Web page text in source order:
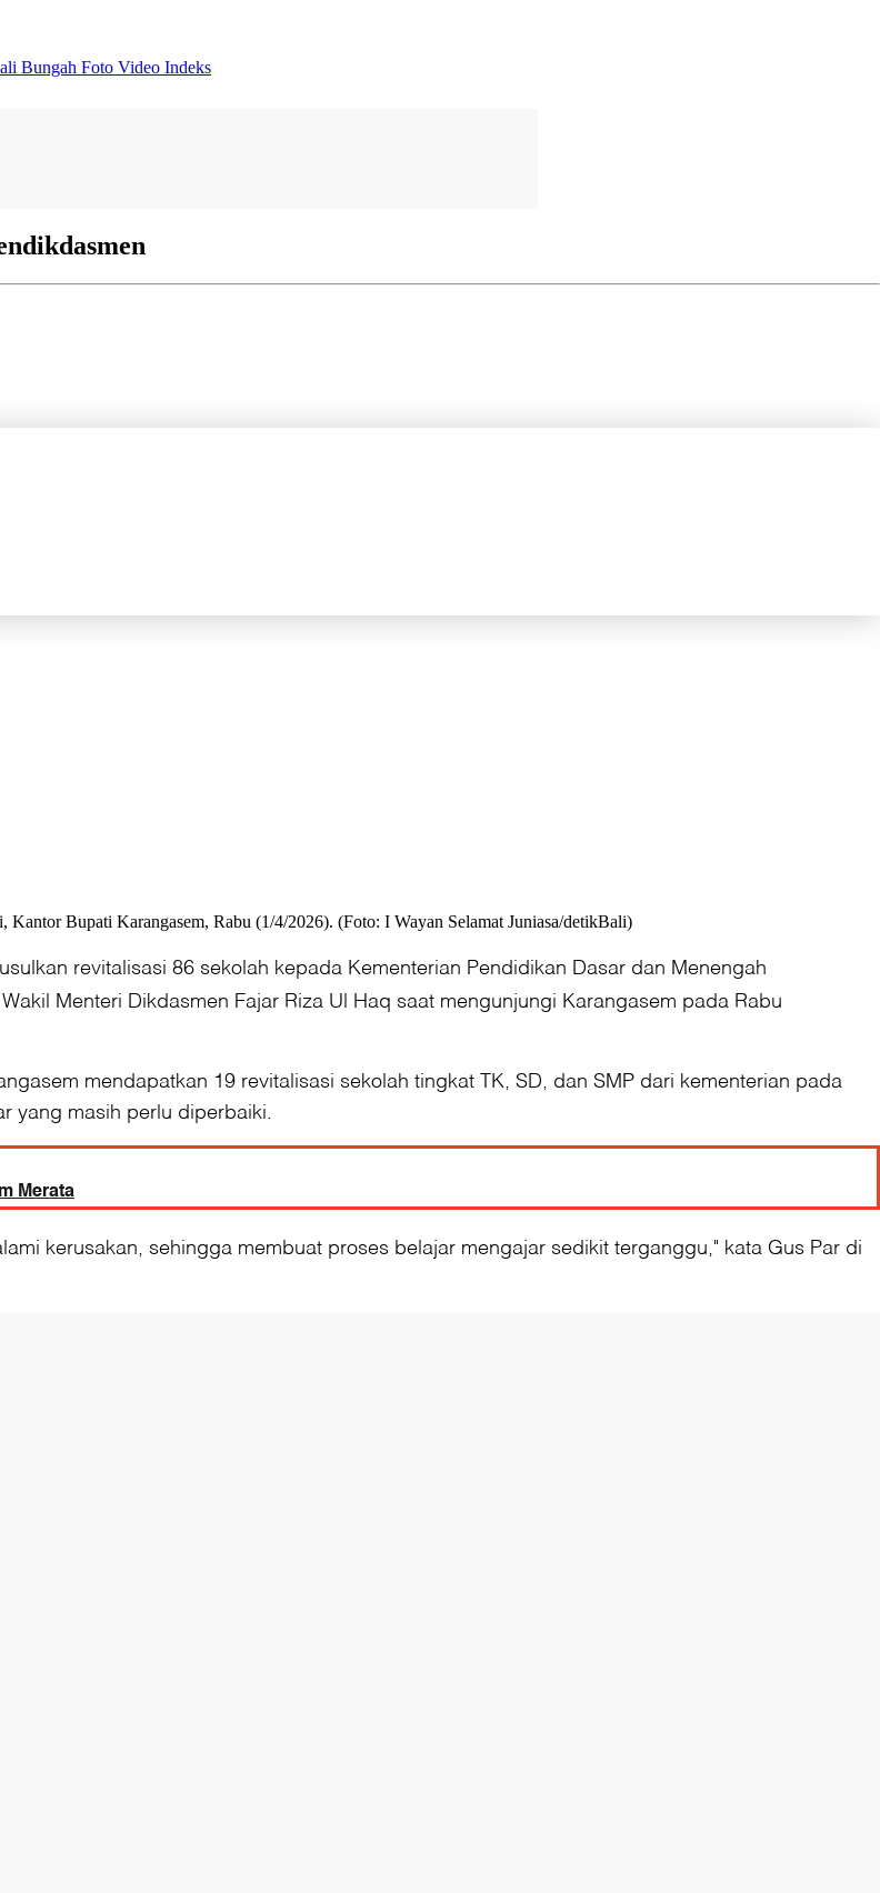
Bungah Foto Video Indeks
Bupati Karangasem, Rabu (1/4/2026). (Foto: I Wayan Selamat Juniasa/detikBali)
revitalisasi 86 sekolah kepada Kementerian Pendidikan Dasar dan Menengah
Menteri Dikdasmen Fajar Riza Ul Haq saat mengunjungi Karangasem pada Rabu
mendapatkan 19 revitalisasi sekolah tingkat TK, SD, dan SMP dari kementerian pada
yang masih perlu diperbaiki.
Merata
kerusakan, sehingga membuat proses belajar mengajar sedikit terganggu," kata Gus Par di